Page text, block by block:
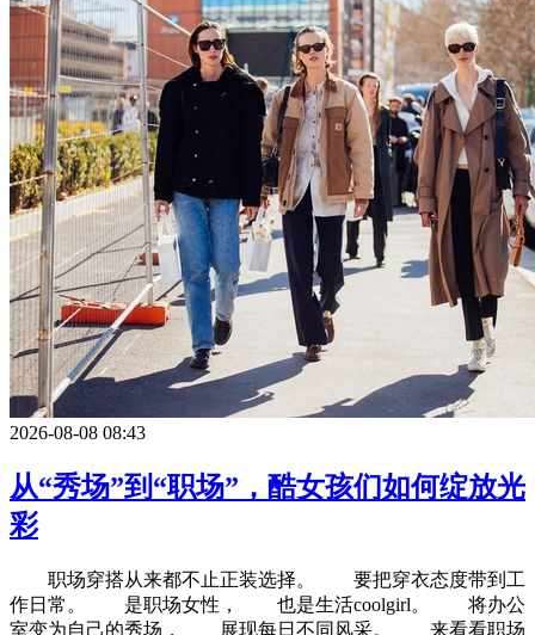
2026-08-08 08:43
从“秀场”到“职场”，酷女孩们如何绽放光
彩
职场穿搭从来都不止正装选择。 要把穿衣态度带到工
作日常。 是职场女性， 也是生活coolgirl。 将办公
室变为自己的秀场， 展现每日不同风采。 来看看职场